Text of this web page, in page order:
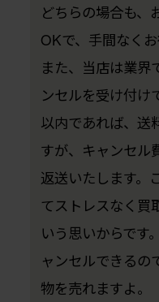
どちらの場合も、
OKで、手間なくお
また、当店は業界
ンセルを受け付け
以内であれば、送
すが、キャンセル
返送いたします。
てストレスなく買
いう思いからです
ャンセルできるの
物を売れますよ。